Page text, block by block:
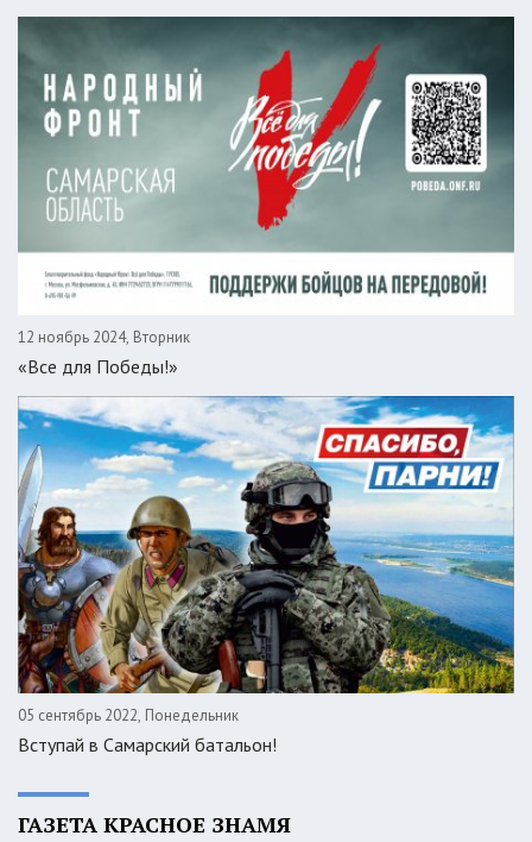
12 ноябрь 2024, Вторник
«Все для Победы!»
05 сентябрь 2022, Понедельник
Вступай в Самарский батальон!
ГАЗЕТА КРАСНОЕ ЗНАМЯ